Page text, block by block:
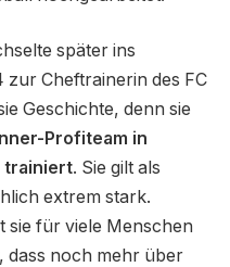
später ins
Cheftrainerin des FC
Geschichte, denn sie
Profiteam in
trainiert. Sie gilt als
extrem stark.
sie für viele Menschen
dass noch mehr über